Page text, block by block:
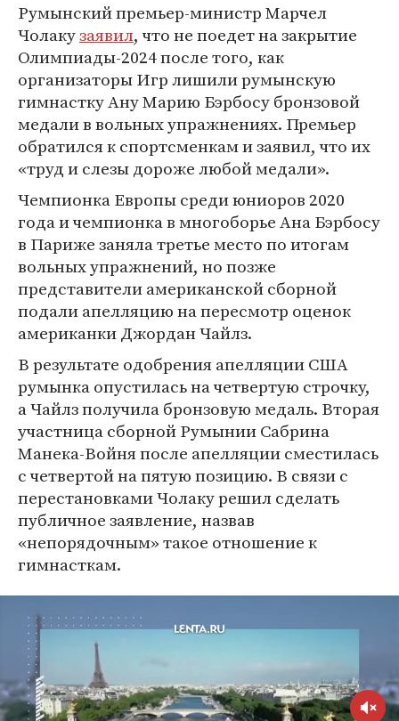
Румынский премьер-министр Марчел
Чолакузаявил, что не поедет на закрытие
Олимпиады-2024 после того, как
организаторы Игр лишили румынскую
гимнастку Ану Марию Бэрбосу бронзовой
медали в вольных упражнениях. Премьер
обратился к спортсменкам и заявил, что их
«труд и слезы дороже любой медали».
Чемпионка Европы среди юниоров 2020
года и чемпионка в многоборье Ана Бэрбосу
в Париже заняла третье место по итогам
вольных упражнений, но позже
представители американской сборной
подали апелляцию на пересмотр оценок
американки Джордан Чайлз.
В результате одобрения апелляции США
румынка опустилась на четвертую строчку,
а Чайлз получила бронзовую медаль. Вторая
участница сборной Румынии Сабрина
Манека-Войня после апелляции сместилась
с четвертой на пятую позицию. В связи с
перестановками Чолаку решил сделать
публичное заявление, назвав
«непорядочным» такое отношение к
гимнасткам.